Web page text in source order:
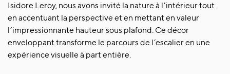
Isidore Leroy, nous avons invité la nature à l’intérieur tout
en accentuant la perspective et en mettant en valeur
l’impressionnante hauteur sous plafond. Ce décor
enveloppant transforme le parcours de l’escalier en une
expérience visuelle à part entière.